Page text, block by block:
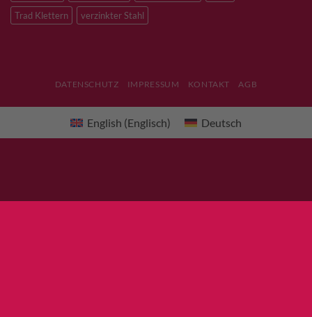
Trad Klettern
verzinkter Stahl
DATENSCHUTZ IMPRESSUM KONTAKT AGB
English (Englisch) Deutsch